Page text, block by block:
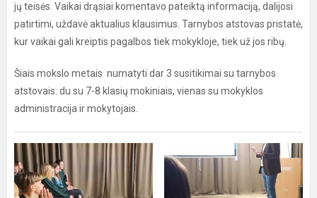
jų teisės. Vaikai drąsiai komentavo pateiktą informaciją, dalijosi
patirtimi, uždavė aktualius klausimus. Tarnybos atstovas pristatė,
kur vaikai gali kreiptis pagalbos tiek mokykloje, tiek už jos ribų.
Šiais mokslo metais numatyti dar 3 susitikimai su tarnybos
atstovais: du su 7-8 klasių mokiniais, vienas su mokyklos
administracija ir mokytojais.